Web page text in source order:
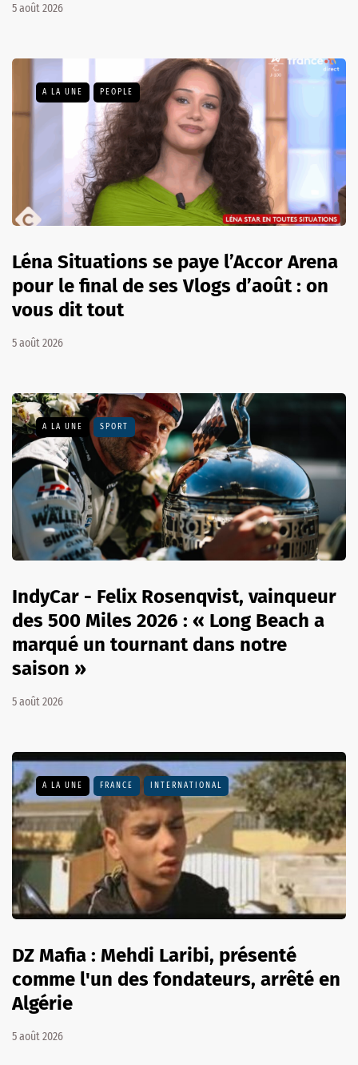
5 août 2026
A LA UNE PEOPLE
Léna Situations se paye l’Accor Arena
pour le final de ses Vlogs d’août : on
vous dit tout
5 août 2026
A LA UNE SPORT
IndyCar - Felix Rosenqvist, vainqueur
des 500 Miles 2026 : « Long Beach a
marqué un tournant dans notre
saison »
5 août 2026
A LA UNE FRANCE INTERNATIONAL
DZ Mafia : Mehdi Laribi, présenté
comme l'un des fondateurs, arrêté en
Algérie
5 août 2026